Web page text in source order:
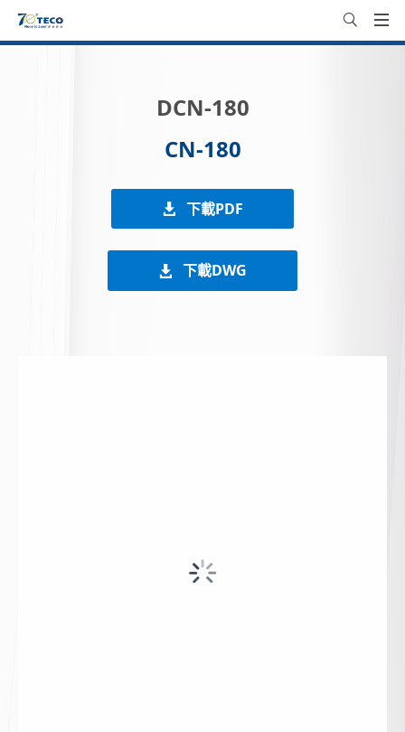
DCN-180
CN-180
下載PDF
下載DWG